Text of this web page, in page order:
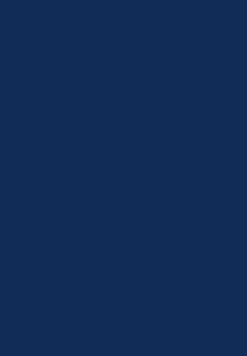
Schulzentrum
/ Niederbieber
Weis (-Sayn) –
– Block – Engers –
Weis
Ludwig-Erhard-